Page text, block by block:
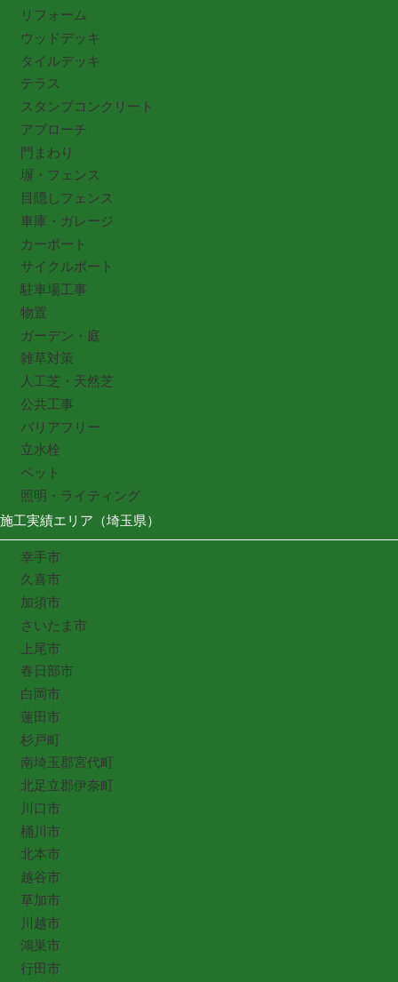
リフォーム
ウッドデッキ
タイルデッキ
テラス
スタンプコンクリート
アプローチ
門まわり
塀・フェンス
目隠しフェンス
車庫・ガレージ
カーポート
サイクルポート
駐車場工事
物置
ガーデン・庭
雑草対策
人工芝・天然芝
公共工事
バリアフリー
立水栓
ペット
照明・ライティング
施工実績エリア（埼玉県）
幸手市
久喜市
加須市
さいたま市
上尾市
春日部市
白岡市
蓮田市
杉戸町
南埼玉郡宮代町
北足立郡伊奈町
川口市
桶川市
北本市
越谷市
草加市
川越市
鴻巣市
行田市